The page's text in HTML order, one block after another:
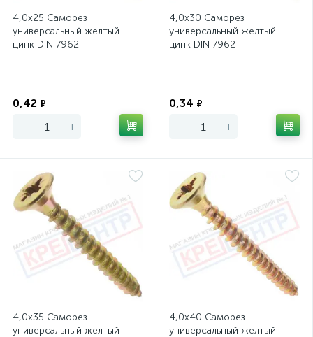
4,0х25 Саморез
универсальный желтый
цинк DIN 7962
0,42 ₽
- +
4,0х30 Саморез
универсальный желтый
цинк DIN 7962
0,34 ₽
- +
4,0х35 Саморез
универсальный желтый
4,0х40 Саморез
универсальный желтый